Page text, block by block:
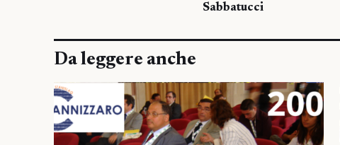
Sabbatucci
Da leggere anche